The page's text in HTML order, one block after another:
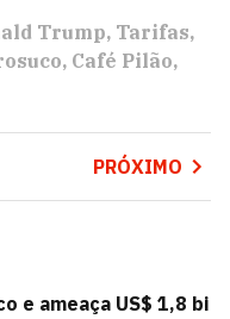
Trump Tarifas
Café Pilão
PRÓXIMO
e ameaça US$ 1,8 bi